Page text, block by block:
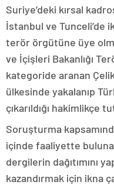
Suriye’deki kırsal
İstanbul ve Tunceli’de
terör örgütüne üye
ve İçişleri Bakanlığı
kategoride aranan
ülkesinde yakalanıp
çıkarıldığı hakimlikçe
Soruşturma
içinde faaliyette
dergilerin dağıtımını
kazandırmak için ikna